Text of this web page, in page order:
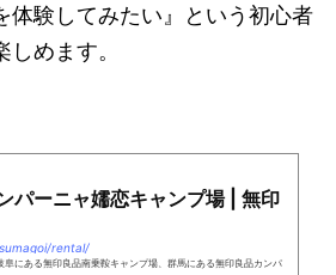
体験してみたい』という初心者
めます。
パーニャ嬬恋キャンプ場 | 無印
rental/
にある無印良品南乗鞍キャンプ場、群馬にある無印良品カンパ